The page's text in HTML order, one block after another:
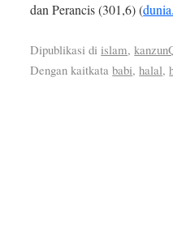
dan Perancis (301,6) (
Dipublikasi di islam,
Dengan kaitkata babi,halal,